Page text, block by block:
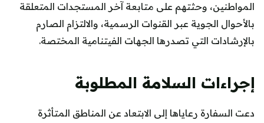
المواطنين، وحثتهم على متابعة آخر المستجدات المتعلقة
بالأحوال الجوية عبر القنوات الرسمية، والالتزام الصارم
بالإرشادات التي تصدرها الجهات الفيتنامية المختصة.
إجراءات السلامة المطلوبة
دعت السفارة رعاياها إلى الابتعاد عن المناطق المتأثرة